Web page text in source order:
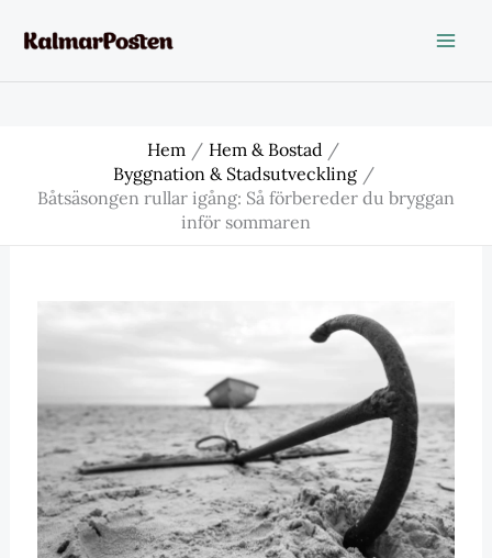
Hem
Hem & Bostad
Byggnation & Stadsutveckling
Båtsäsongen rullar igång: Så förbereder du bryggan
inför sommaren